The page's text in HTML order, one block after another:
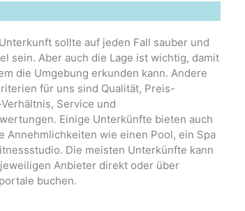
sollte auf jeden Fall sauber und
sein. Aber auch die Lage ist wichtig, damit
die Umgebung erkunden kann. Andere
für uns sind Qualität, Preis-
Service und
Einige Unterkünfte bieten auch
Annehmlichkeiten wie einen Pool, ein Spa
Die meisten Unterkünfte kann
Anbieter direkt oder über
buchen.